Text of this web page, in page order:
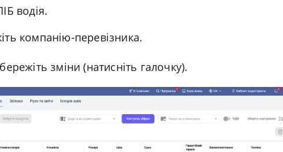
водія.
компанію-перевізника.
зміни (натисніть галочку).